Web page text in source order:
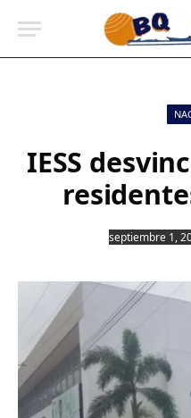
IESS
septiembre 1,